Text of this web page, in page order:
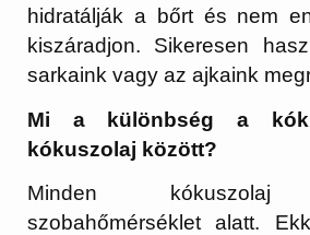
hidratálják a bőrt és nem
kiszáradjon. Sikeresen
sarkaink vagy az ajkaink
Mi a különbség a
kókuszolaj között?
Minden kókuszolaj
szobahőmérséklet alatt.